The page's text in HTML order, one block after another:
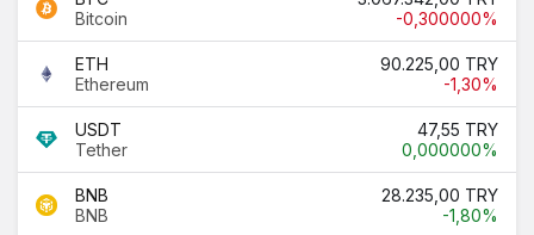
Bitcoin
-0,300000%
ETH
Ethereum
90.225,00 TRY
-1,30%
USDT
Tether
47,55 TRY
0,000000%
BNB
BNB
28.235,00 TRY
-1,80%